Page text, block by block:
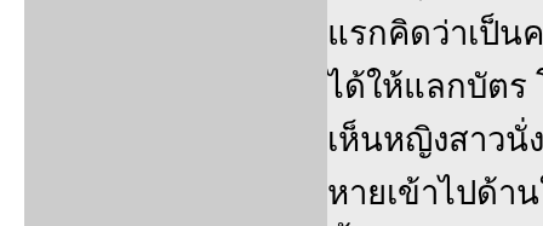
แรกคิดว่าเป็น
ได้ให้แลกบัตร
เห็นหญิงสาวนั่
หายเข้าไปด้า